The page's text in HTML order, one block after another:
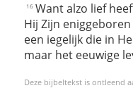
16 Want alzo lief
Hij Zijn
een iegelijk die in
maar het eeuwige
Deze bijbeltekst is ontleend